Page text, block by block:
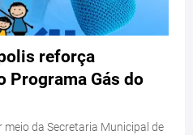
reforça
Programa Gás do
da Secretaria Municipal de